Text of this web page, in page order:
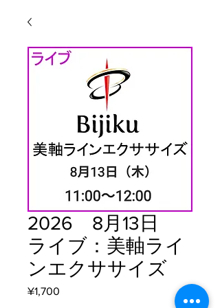
2026 8月13日
ライブ：美軸ライ
ンエクササイズ
¥1,700